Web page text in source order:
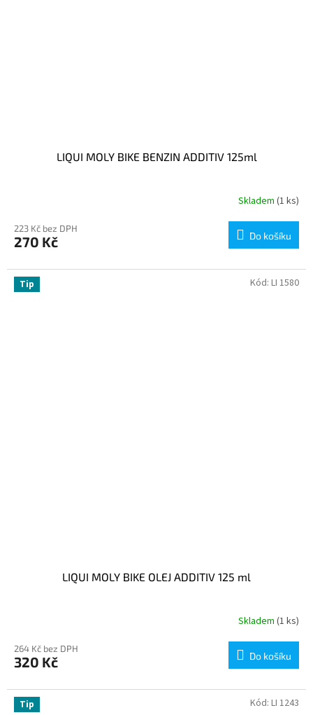
LIQUI MOLY BIKE BENZIN ADDITIV 125ml
Skladem (1 ks)
223 Kč bez DPH
270 Kč Do košíku
Tip
LIQUI MOLY BIKE OLEJ ADDITIV 125 ml
Skladem (1 ks)
264 Kč bez DPH
320 Kč Do košíku
Kód: LI 1580
Tip Kód: LI 1243